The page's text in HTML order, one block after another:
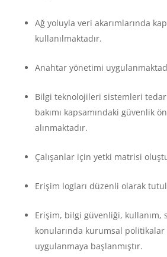
Ağ yoluyla veri akarımlarında
kullanılmaktadır.
Anahtar yönetimi
Bilgi teknolojileri sistemleri
bakımı kapsamındaki güvenlik
alınmaktadır.
Çalışanlar için yetki matrisi
Erişim logları düzenli olarak
Erişim, bilgi güvenliği, kullanım,
konularında kurumsal politikalar
uygulanmaya başlanmıştır.